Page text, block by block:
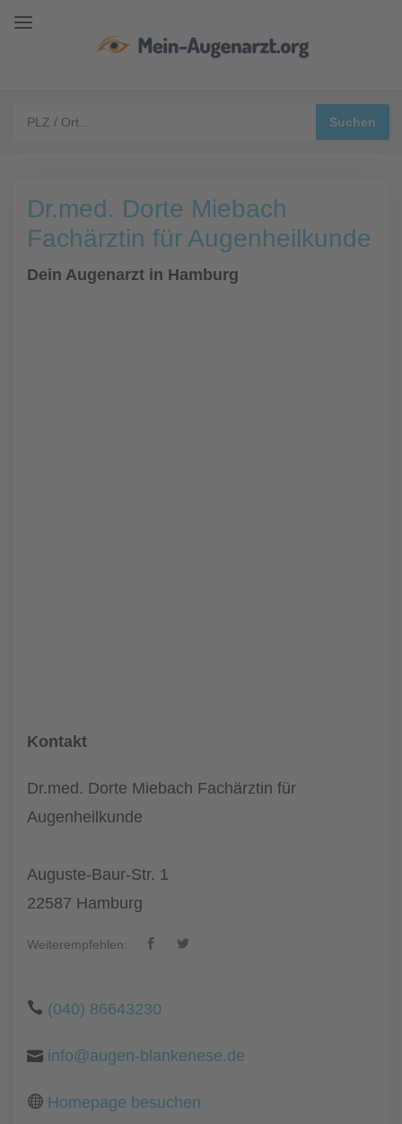
Dr.med. Dorte Miebach
Fachärztin für Augenheilkunde
Dein Augenarzt in Hamburg
Kontakt
Dr.med. Dorte Miebach Fachärztin für
Augenheilkunde
Auguste-Baur-Str. 1
22587 Hamburg
Weiterempfehlen:
(040) 86643230
info@augen-blankenese.de
Homepage besuchen